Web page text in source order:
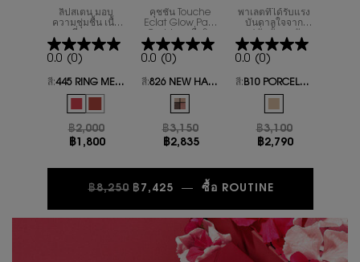
CREAM
LIGHT-
FLIRTING
COLLECTOR
ลิปสเตน มอบ
ความชุ่มชื้น เนื้อ
ชุ่มชื้นให้ริมฝีปาก
ตลอดวัน
0.0 (0)
สี:
445 RING ME PINK
for ลิปสติก THE INKS VINYL CREAM LIGHT-FLIRTING
445 RING ME PINK color for ลิปสติก THE INKS VINYL CREAM
610 Nude Champion color for ลิปสติก THE INKS VINYL
ราคาเก่า
฿2,000
฿1,800
MINI CLUTCH
LIGHT-
FLIRTING
COLLECTOR
คุชชั่น Touche
Eclat Glow Pact
กระจ่างใส พวง
แก้มเปล่งปลั่ง และ
สีผิวที่ดูสว่างขึ้น
0.0 (0)
สี:
826 NEW HARMONY
Selected
826 NEW HARMONY color for อายแชร์โด
ราคาเก่า
฿3,150
฿2,835
ECLAT GLOW
PACT LIGHT-
FLIRTING
COLLECTOR
พาเลตที่ได้รับแรง
บันดาลใจจาก
แน่นด้วยเฉดสีสวย
สะกดใจที่ยากจะ
ต้านทาน เอกสิทธิ์
เฉพาะเทศกาลกิซี
(Qixi) ปี 2026 นี้
เท่านั้น
0.0 (0)
สี:
B10 PORCELAIN
ราคาเก่า
฿3,100
฿2,790
ราคาเก่า
฿8,250
ราคาใหม่฿7,425 ― ซื้อ ROUTINE